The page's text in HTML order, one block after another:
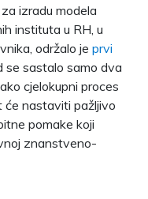
izradu modela
instituta u RH, u
održalo je prvi
se sastalo samo dva
cjelokupni proces
će nastaviti pažljivo
pomake koji
znanstveno-